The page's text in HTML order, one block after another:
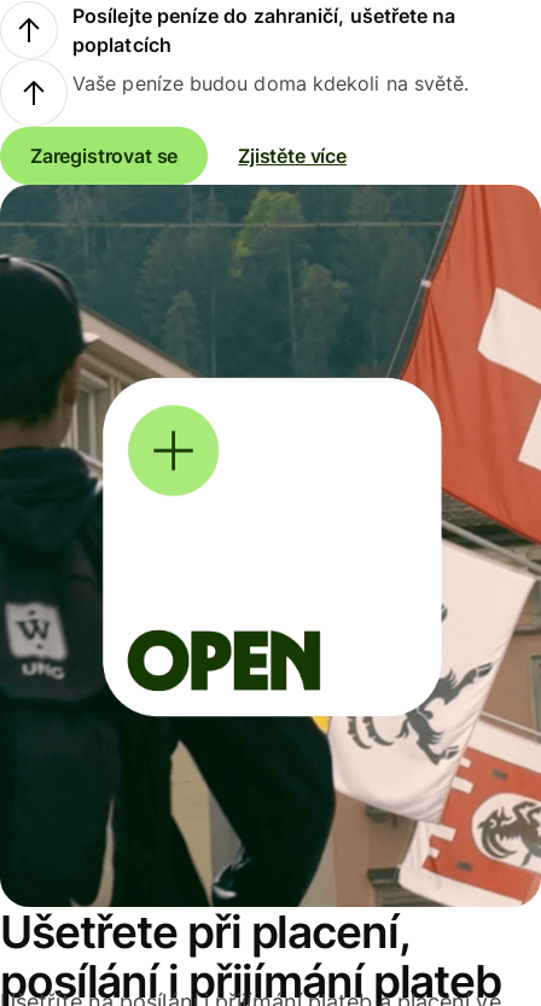
Posílejte peníze do zahraničí, ušetřete na
poplatcích
Vaše peníze budou doma kdekoli na světě.
Zaregistrovat se Zjistěte více
Ušetřete při placení,
posílání i přijímání plateb